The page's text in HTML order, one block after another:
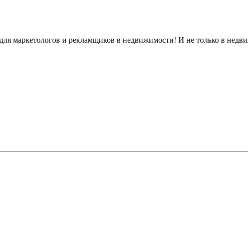
маркетологов и рекламщиков в недвижимости! И не только в